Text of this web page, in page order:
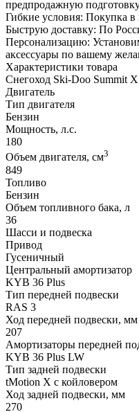
предпродажную
Гибкие условия: Покупка в
Быструю доставку: По
Персонализацию:
аксессуары по вашему
Характеристики товара
Снегоход Ski-Doo Summit
Двигатель
Тип двигателя
Бензин
Мощность, л.с.
180
Объем двигателя, см3
849
Топливо
Бензин
Объем топливного бака, л
36
Шасси и подвеска
Привод
Гусеничный
Центральный амортизатор
KYB 36 Plus
Тип передней подвески
RAS 3
Ход передней подвески, мм
207
Амортизаторы передней
KYB 36 Plus LW
Тип задней подвески
tMotion X с койловером
Ход задней подвески, мм
270